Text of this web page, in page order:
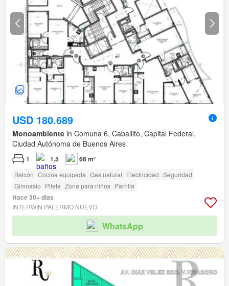
USD 180.689
Monoambiente in Comuna 6, Caballito, Capital Federal,
Ciudad Autónoma de Buenos Aires
1 1,5 66 m²
Balcón Cocina equipada Gas natural Electricidad Seguridad
Gimnasio Pileta Zona para niños Parrilla
Hace 30+ días
INTERWIN PALERMO NUEVO
WhatsApp